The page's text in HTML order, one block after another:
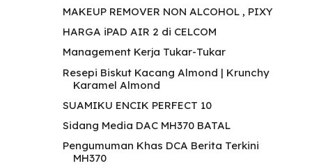
MAKEUP REMOVER NON ALCOHOL , PIXY
HARGA iPAD AIR 2 di CELCOM
Management Kerja Tukar-Tukar
Resepi Biskut Kacang Almond | Krunchy
Karamel Almond
SUAMIKU ENCIK PERFECT 10
Sidang Media DAC MH370 BATAL
Pengumuman Khas DCA Berita Terkini
MH370